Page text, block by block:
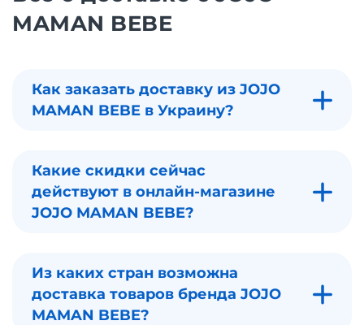
MAMAN BEBE
Как заказать доставку из JOJO
MAMAN BEBE в Украину?
Какие скидки сейчас
действуют в онлайн-магазине
JOJO MAMAN BEBE?
Из каких стран возможна
доставка товаров бренда JOJO
MAMAN BEBE?